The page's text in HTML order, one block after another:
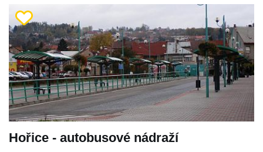
Hořice - autobusové nádraží